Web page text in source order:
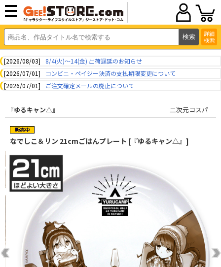
詳細
検索
[2026/08/03]
8/4(火)～14(金) 出荷遅延のお知らせ
[2026/07/01]
コンビニ・ペイジー決済の支払期限変更について
[2026/07/01]
ご注文確定メールの廃止について
『ゆるキャン△』 二次元コスパ
なでしこ＆リン 21cmごはんプレート [『ゆるキャン△』]